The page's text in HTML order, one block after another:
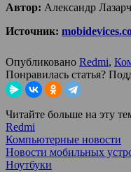
Автор: Александр
Источник:
Опубликовано Redmi,
Понравилась статья?
Читайте больше на эту
Redmi
Компьютерные новости
Новости мобильных
Ноутбуки